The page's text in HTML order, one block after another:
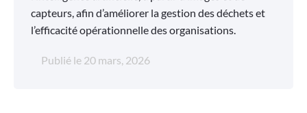
capteurs, afin d’améliorer la gestion des déchets et
l’efficacité opérationnelle des organisations.
Publié le 20 mars, 2026